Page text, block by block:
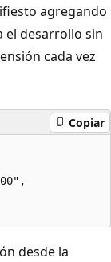
agregando
el desarrollo sin
cada vez
Copiar
desde la